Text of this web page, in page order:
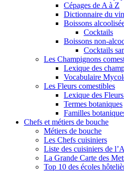
Cépages de A à Z
Dictionnaire du
Boissons
Cocktails
Boissons non-
Cocktails
Les Champignons
Lexique des
Vocabulaire
Les Fleurs comestibles
Lexique des
Termes botaniques
Familles
Chefs et métiers de bouche
Métiers de bouche
Les Chefs cuisiniers
Liste des cuisiniers de
La Grande Carte des
Top 10 des écoles